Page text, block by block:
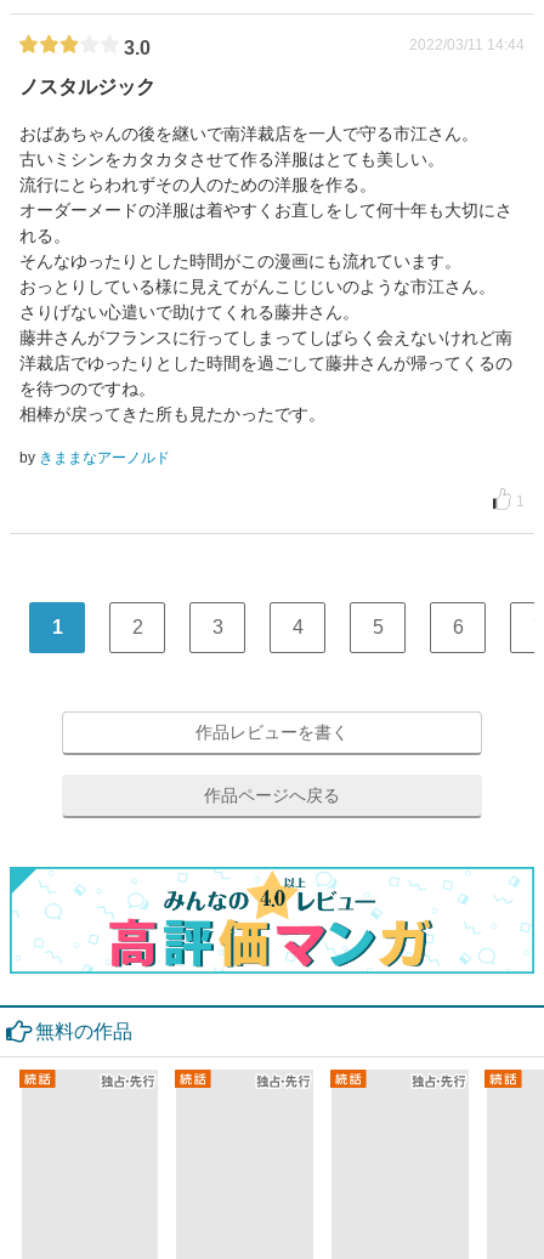
3.0 2022/03/11 14:44
ノスタルジック
おばあちゃんの後を継いで南洋裁店を一人で守る市江さん。
古いミシンをカタカタさせて作る洋服はとても美しい。
流行にとらわれずその人のための洋服を作る。
オーダーメードの洋服は着やすくお直しをして何十年も大切にさ
れる。
そんなゆったりとした時間がこの漫画にも流れています。
おっとりしている様に見えてがんこじじいのような市江さん。
さりげない心遣いで助けてくれる藤井さん。
藤井さんがフランスに行ってしまってしばらく会えないけれど南
洋裁店でゆったりとした時間を過ごして藤井さんが帰ってくるの
を待つのですね。
相棒が戻ってきた所も見たかったです。
by きままなアーノルド
1
1 2 3 4 5 6 7
作品レビューを書く
作品ページへ戻る
無料の作品